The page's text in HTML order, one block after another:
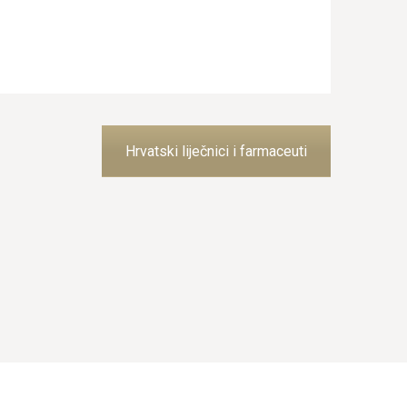
Hrvatski liječnici i farmaceuti